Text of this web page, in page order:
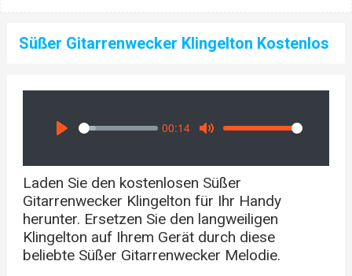
Süßer Gitarrenwecker Klingelton Kostenlos
Seek
00:14
Volume
Laden Sie den kostenlosen Süßer
Gitarrenwecker Klingelton für Ihr Handy
herunter. Ersetzen Sie den langweiligen
Klingelton auf Ihrem Gerät durch diese
beliebte Süßer Gitarrenwecker Melodie.